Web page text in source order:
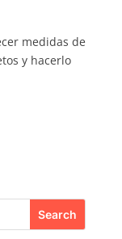
medidas de
y hacerlo